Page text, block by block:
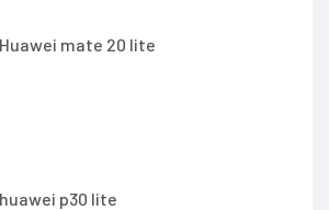
mate 20 lite
p30 lite